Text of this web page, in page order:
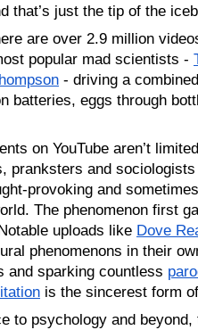
that’s just the tip of the
are over 2.9 million
popular mad scientists -
- driving a
batteries, eggs through
on YouTube aren’t
pranksters and
provoking and
The phenomenon first
uploads like Dove
phenomenons in their
and sparking countless
is the sincerest form
to psychology and